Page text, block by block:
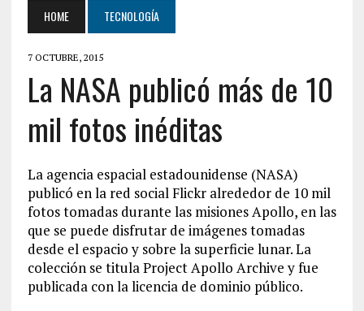
HOME TECNOLOGÍA
7 OCTUBRE, 2015
La NASA publicó más de 10
mil fotos inéditas
La agencia espacial estadounidense (NASA)
publicó en la red social Flickr alrededor de 10 mil
fotos tomadas durante las misiones Apollo, en las
que se puede disfrutar de imágenes tomadas
desde el espacio y sobre la superficie lunar. La
colección se titula Project Apollo Archive y fue
publicada con la licencia de dominio público.